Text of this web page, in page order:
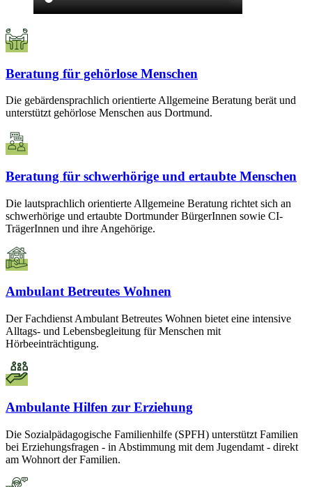
Beratung für gehörlose Menschen
Die gebärdensprachlich orientierte Allgemeine Beratung berät und
unterstützt gehörlose Menschen aus Dortmund.
Beratung für schwerhörige und ertaubte Menschen
Die lautsprachlich orientierte Allgemeine Beratung richtet sich an
schwerhörige und ertaubte Dortmunder BürgerInnen sowie CI-
TrägerInnen und ihre Angehörige.
Ambulant Betreutes Wohnen
Der Fachdienst Ambulant Betreutes Wohnen bietet eine intensive
Alltags- und Lebensbegleitung für Menschen mit
Hörbeeinträchtigung.
Ambulante Hilfen zur Erziehung
Die Sozialpädagogische Familienhilfe (SPFH) unterstützt Familien
bei Erziehungsfragen - in Abstimmung mit dem Jugendamt - direkt
am Wohnort der Familien.